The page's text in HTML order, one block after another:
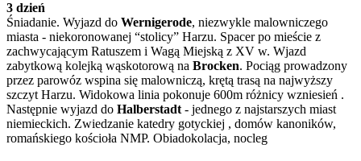
3 dzień
Śniadanie. Wyjazd do Wernigerode, niezwykle malowniczego
miasta - niekoronowanej “stolicy” Harzu. Spacer po mieście z
zachwycającym Ratuszem i Wagą Miejską z XV w. Wjazd
zabytkową kolejką wąskotorową na Brocken. Pociąg prowadzony
przez parowóz wspina się malowniczą, krętą trasą na najwyższy
szczyt Harzu. Widokowa linia pokonuje 600m różnicy wzniesień .
Następnie wyjazd do Halberstadt - jednego z najstarszych miast
niemieckich. Zwiedzanie katedry gotyckiej , domów kanoników,
romańskiego kościoła NMP. Obiadokolacja, nocleg